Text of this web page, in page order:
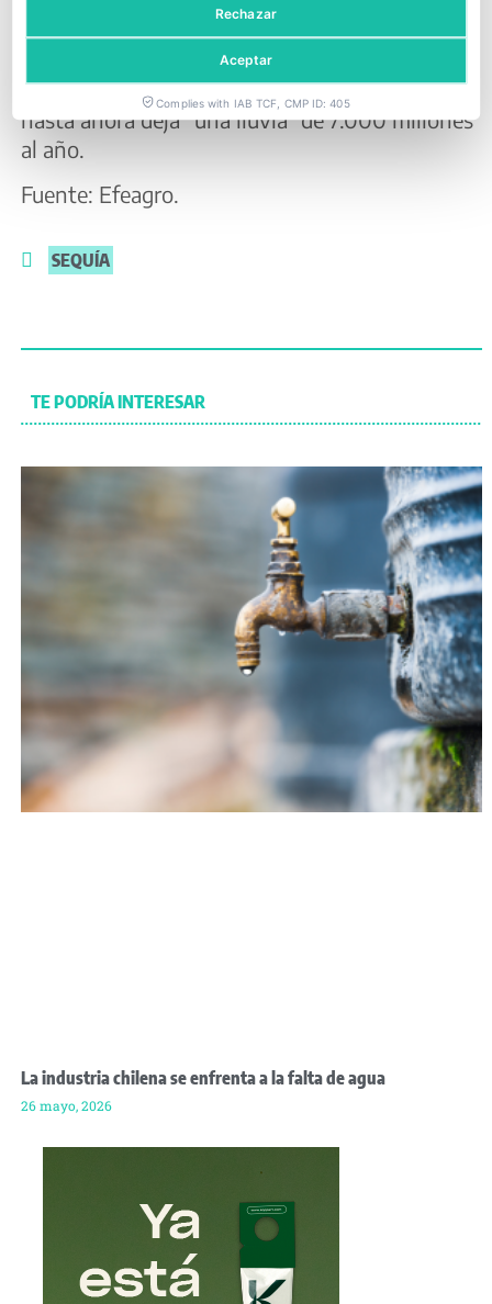
El 2018 abrirá incertidumbres por la sequía y
también en lo legislativo, para el campo,
pendiente de las propuestas para la PAC, que
hasta ahora deja “una lluvia” de 7.000 millones
al año.
Fuente: Efeagro.
SEQUÍA
TE PODRÍA INTERESAR
La industria chilena se enfrenta a la falta de agua
26 mayo, 2026
Rechazar
Aceptar
Complies with IAB TCF, CMP ID: 405